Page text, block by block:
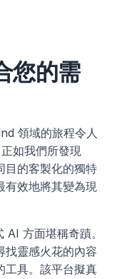
您的需
領域的旅程令人
如我們所發現
目的客製化的獨特
有效地將其變為現
方面堪稱奇蹟。
找靈感火花的內容
工具。該平台擬真